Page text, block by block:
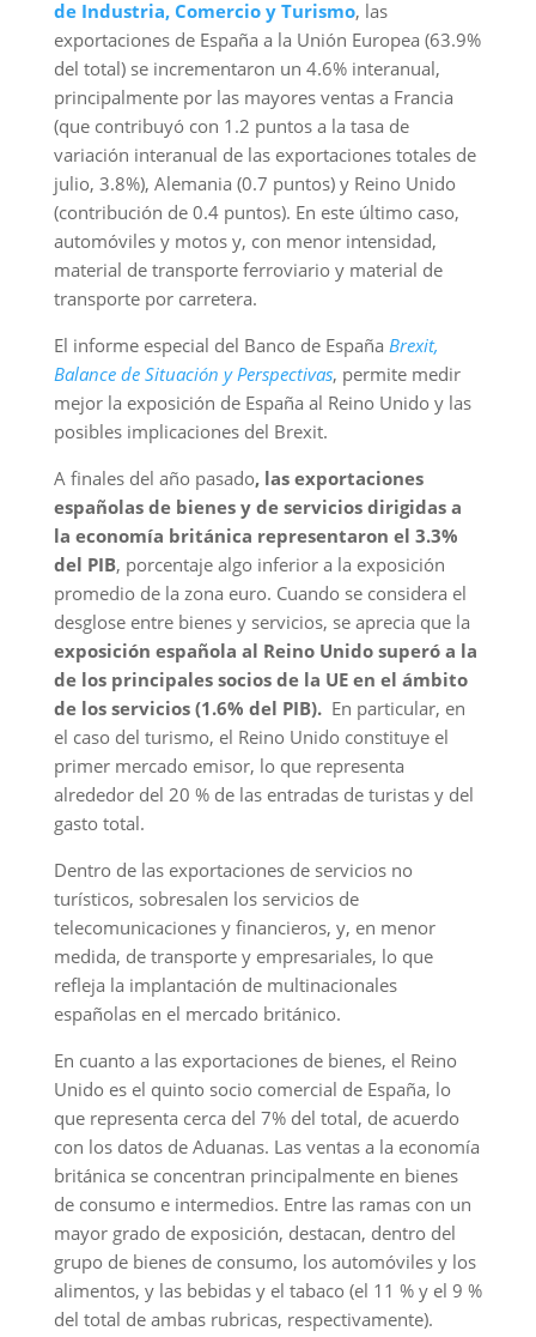
de Industria, Comercio y Turismo, las
exportaciones de España a la Unión Europea (63.9%
del total) se incrementaron un 4.6% interanual,
principalmente por las mayores ventas a Francia
(que contribuyó con 1.2 puntos a la tasa de
variación interanual de las exportaciones totales de
julio, 3.8%), Alemania (0.7 puntos) y Reino Unido
(contribución de 0.4 puntos). En este último caso,
automóviles y motos y, con menor intensidad,
material de transporte ferroviario y material de
transporte por carretera.
El informe especial del Banco de España Brexit,
Balance de Situación y Perspectivas, permite medir
mejor la exposición de España al Reino Unido y las
posibles implicaciones del Brexit.
A finales del año pasado, las exportaciones
españolas de bienes y de servicios dirigidas a
la economía británica representaron el 3.3%
del PIB, porcentaje algo inferior a la exposición
promedio de la zona euro. Cuando se considera el
desglose entre bienes y servicios, se aprecia que la
exposición española al Reino Unido superó a la
de los principales socios de la UE en el ámbito
de los servicios (1.6% del PIB).En particular, en
el caso del turismo, el Reino Unido constituye el
primer mercado emisor, lo que representa
alrededor del 20 % de las entradas de turistas y del
gasto total.
Dentro de las exportaciones de servicios no
turísticos, sobresalen los servicios de
telecomunicaciones y financieros, y, en menor
medida, de transporte y empresariales, lo que
refleja la implantación de multinacionales
españolas en el mercado británico.
En cuanto a las exportaciones de bienes, el Reino
Unido es el quinto socio comercial de España, lo
que representa cerca del 7% del total, de acuerdo
con los datos de Aduanas. Las ventas a la economía
británica se concentran principalmente en bienes
de consumo e intermedios. Entre las ramas con un
mayor grado de exposición, destacan, dentro del
grupo de bienes de consumo, los automóviles y los
alimentos, y las bebidas y el tabaco (el 11 % y el 9 %
del total de ambas rubricas, respectivamente).